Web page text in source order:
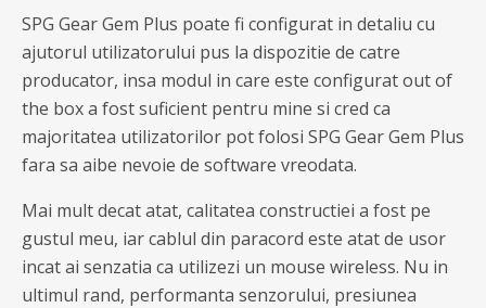
SPG Gear Gem Plus poate fi configurat in detaliu cu
ajutorul utilizatorului pus la dispozitie de catre
producator, insa modul in care este configurat out of
the box a fost suficient pentru mine si cred ca
majoritatea utilizatorilor pot folosi SPG Gear Gem Plus
fara sa aibe nevoie de software vreodata.
Mai mult decat atat, calitatea constructiei a fost pe
gustul meu, iar cablul din paracord este atat de usor
incat ai senzatia ca utilizezi un mouse wireless. Nu in
ultimul rand, performanta senzorului, presiunea